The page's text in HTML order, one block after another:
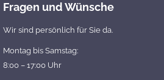
Fragen und Wünsche
Wir sind persönlich für Sie da.
Montag bis Samstag:
8:00 – 17:00 Uhr